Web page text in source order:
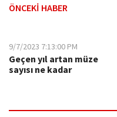
ÖNCEKİ HABER
9/7/2023 7:13:00 PM
Geçen yıl artan müze
sayısı ne kadar